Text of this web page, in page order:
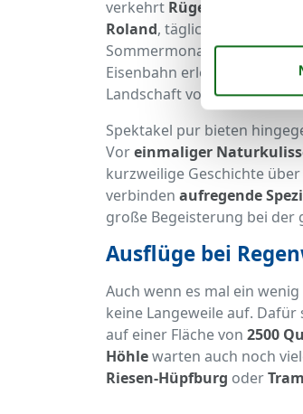
verkehrt Rügens
Roland, täglich bis nach
Sommermonaten startet
Eisenbahn erleben Sie
Landschaft von einer ganz
Spektakel pur bieten
Voreinmaliger
kurzweilige Geschichte
verbinden aufregende
große Begeisterung bei der
Ausflüge bei
Auch wenn es mal ein
keine Langeweile auf.
auf einer Fläche von 2500
Höhlewarten auch noch
Riesen-Hüpfburg oder